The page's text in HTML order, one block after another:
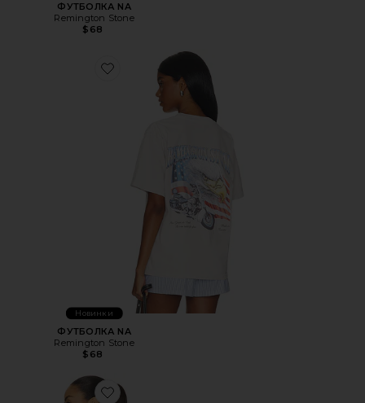
ФУТБОЛКА NA
Remington Stone
$68
Favorite ФУТБОЛКА NA
Новинки
ФУТБОЛКА NA
Remington Stone
$68